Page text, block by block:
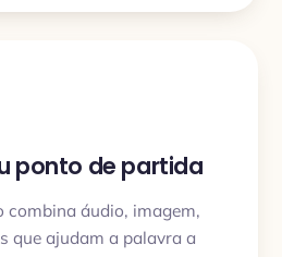
ponto de partida
combina áudio, imagem,
que ajudam a palavra a